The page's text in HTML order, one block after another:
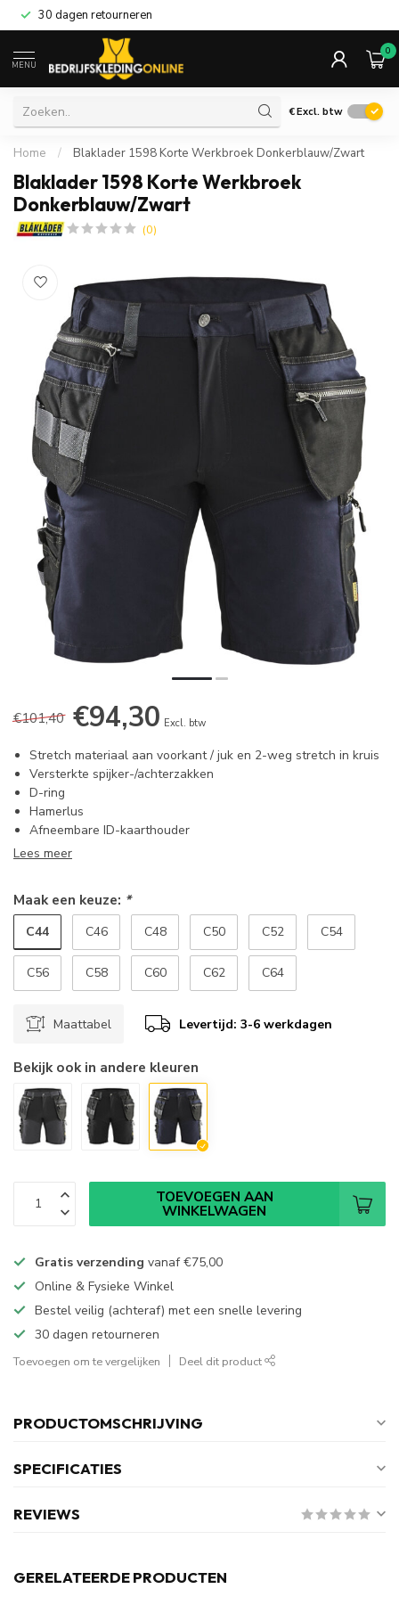
30 dagen retourneren
MENU
0
€Excl. btw
Home / Blaklader 1598 Korte Werkbroek Donkerblauw/Zwart
Blaklader 1598 Korte Werkbroek
Donkerblauw/Zwart
(0)
€101,40 €94,30 Excl. btw
Stretch materiaal aan voorkant / juk en 2-weg stretch in kruis
Versterkte spijker-/achterzakken
D-ring
Hamerlus
Afneembare ID-kaarthouder
Lees meer
Maak een keuze: *
C44 C46 C48 C50 C52 C54
C56 C58 C60 C62 C64
Maattabel Levertijd: 3-6 werkdagen
Bekijk ook in andere kleuren
TOEVOEGEN AAN
WINKELWAGEN
Gratis verzending vanaf€75,00
Online & Fysieke Winkel
Bestel veilig (achteraf) met een snelle levering
30 dagen retourneren
Toevoegen om te vergelijken Deel dit product
PRODUCTOMSCHRIJVING
SPECIFICATIES
REVIEWS
GERELATEERDE PRODUCTEN